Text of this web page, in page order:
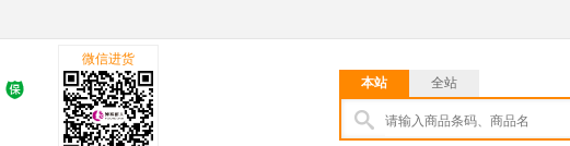

微信进货
本站
全站